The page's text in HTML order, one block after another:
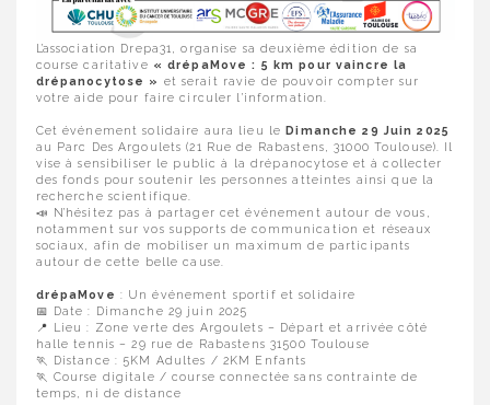
L’association Drepa31, organise sa deuxième édition de sa
course caritative « drépaMove : 5 km pour vaincre la
drépanocytose » et serait ravie de pouvoir compter sur
votre aide pour faire circuler l’information.
Cet événement solidaire aura lieu le Dimanche 29 Juin 2025
au Parc Des Argoulets (21 Rue de Rabastens, 31000 Toulouse). Il
vise à sensibiliser le public à la drépanocytose et à collecter
des fonds pour soutenir les personnes atteintes ainsi que la
recherche scientifique.
📣 N’hésitez pas à partager cet événement autour de vous,
notamment sur vos supports de communication et réseaux
sociaux, afin de mobiliser un maximum de participants
autour de cette belle cause.
drépaMove : Un événement sportif et solidaire
📅 Date : Dimanche 29 juin 2025
📍 Lieu : Zone verte des Argoulets – Départ et arrivée côté
halle tennis – 29 rue de Rabastens 31500 Toulouse
🏃 Distance : 5KM Adultes / 2KM Enfants
🏃 Course digitale / course connectée sans contrainte de
temps, ni de distance